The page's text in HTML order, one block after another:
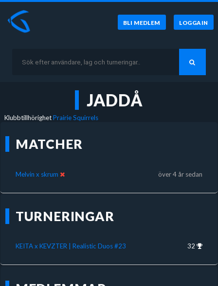
BLI MEDLEM LOGGA IN
JADDÅ
KlubbtillhörighetPrairie Squirrels
MATCHER
Melvin x skrum över 4 år sedan
TURNERINGAR
KEITA x KEVZTER | Realistic Duos #23 32